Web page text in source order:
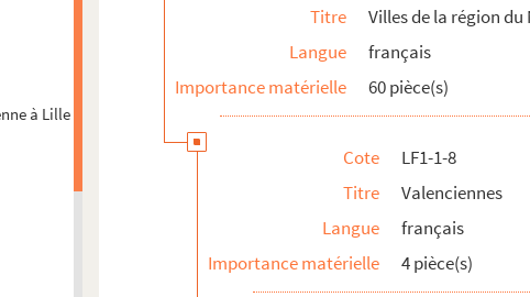
à Lille
Titre
Villes de la région
Langue
français
Importance matérielle
60 pièce(s)
Cote
LF1-1-8
Titre
Valenciennes
Langue
français
Importance matérielle
4 pièce(s)